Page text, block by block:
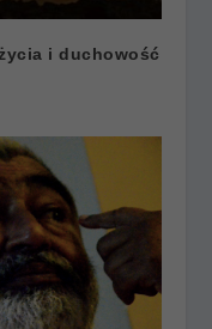
i duchowość